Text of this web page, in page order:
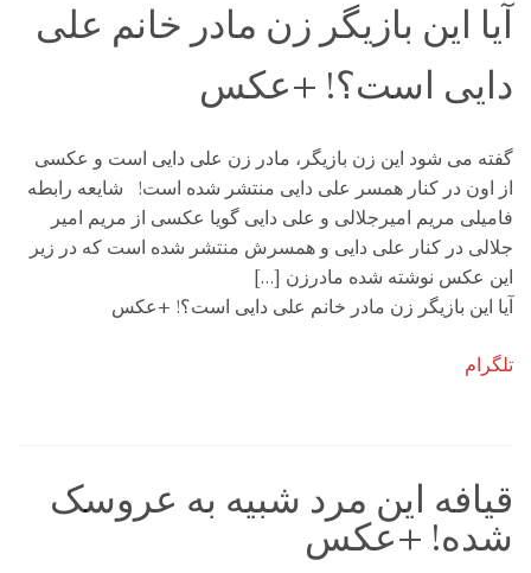
آیا این بازیگر زن مادر خانم علی
دایی است؟! +عکس
گفته می شود این زن بازیگر، مادر زن علی دایی است و عکسی
از اون در کنار همسر علی دایی منتشر شده است! شایعه رابطه
فامیلی مریم امیرجلالی و علی دایی گویا عکسی از مریم امیر
جلالی در کنار علی دایی و همسرش منتشر شده است که در زیر
این عکس نوشته شده مادرزن […]
آیا این بازیگر زن مادر خانم علی دایی است؟! +عکس
تلگرام
قیافه این مرد شبیه به عروسک
شده! +عکس